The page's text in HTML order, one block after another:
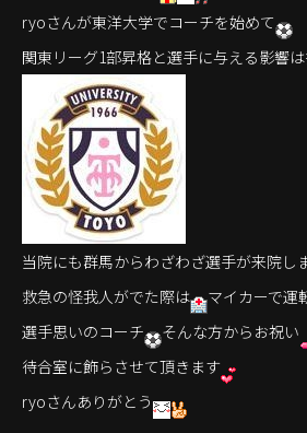
ryoさんが東洋大学でコーチを始めて
関東リーグ1部昇格と選手に与える影響
当院にも群馬からわざわざ選手が来院し
救急の怪我人がでた際は
マイカーで運
選手思いのコーチ
そんな方からお祝い
待合室に飾らさせて頂きます
ryoさんありがとう